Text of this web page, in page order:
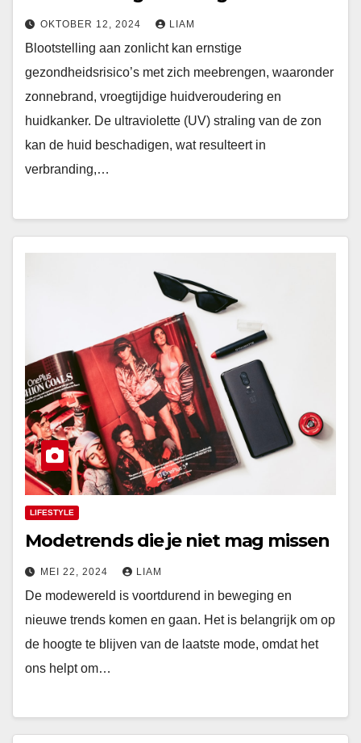
OKTOBER 12, 2024 LIAM
Blootstelling aan zonlicht kan ernstige
gezondheidsrisico’s met zich meebrengen, waaronder
zonnebrand, vroegtijdige huidveroudering en
huidkanker. De ultraviolette (UV) straling van de zon
kan de huid beschadigen, wat resulteert in
verbranding,…
LIFESTYLE
Modetrends die je niet mag missen
MEI 22, 2024 LIAM
De modewereld is voortdurend in beweging en
nieuwe trends komen en gaan. Het is belangrijk om op
de hoogte te blijven van de laatste mode, omdat het
ons helpt om…